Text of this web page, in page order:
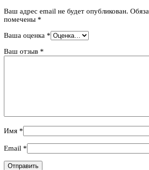
Ваш адрес email не будет опубликован.
помечены *
Ваша оценка *
Ваш отзыв *
Имя *
Email *